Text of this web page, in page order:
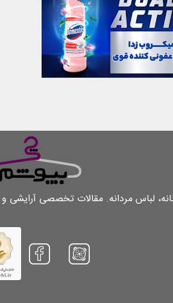
لباس مردانه. مقالات تخصصی آرایشی و